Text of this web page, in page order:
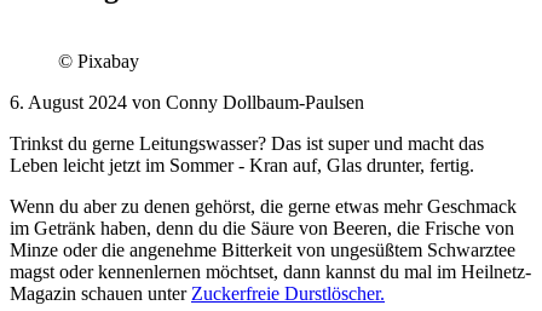
© Pixabay
6. August 2024 von Conny Dollbaum-Paulsen
Trinkst du gerne Leitungswasser? Das ist super und macht das
Leben leicht jetzt im Sommer - Kran auf, Glas drunter, fertig.
Wenn du aber zu denen gehörst, die gerne etwas mehr Geschmack
im Getränk haben, denn du die Säure von Beeren, die Frische von
Minze oder die angenehme Bitterkeit von ungesüßtem Schwarztee
magst oder kennenlernen möchtset, dann kannst du mal im Heilnetz-
Magazin schauen unter Zuckerfreie Durstlöscher.